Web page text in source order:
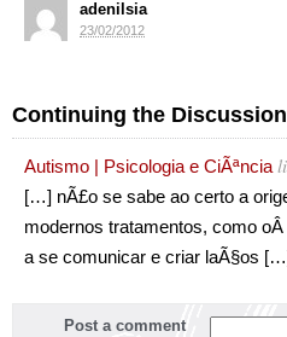
adenilsia
23/02/2012
Continuing the Discussion
Autismo | Psicologia e CiÃªncia
[…] nÃ£o se sabe ao certo a
modernos tratamentos, como
a se comunicar e criar laÃ§os
Post a comment